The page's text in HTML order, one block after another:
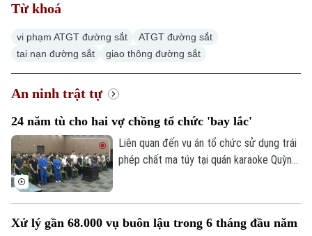
Từ khoá
vi phạm ATGT đường sắt
ATGT đường sắt
tai nạn đường sắt
giao thông đường sắt
An ninh trật tự
24 năm tù cho hai vợ chồng tổ chức 'bay lắc'
Liên quan đến vụ án tổ chức sử dụng trái
phép chất ma túy tại quán karaoke Quỳnh
án đặc biệt nghiêm trọng, có tổ chức,
Xử lý gần 68.000 vụ buôn lậu trong 6 tháng đầu năm